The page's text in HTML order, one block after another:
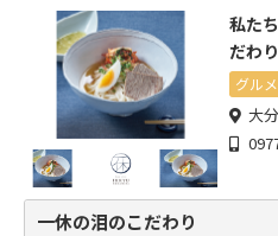
私た
だわ
グルメ
大
一休の泪のこだわり